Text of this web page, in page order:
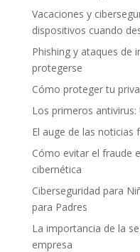
Vacaciones y
dispositivos cuando
Phishing y ataques de
protegerse
Cómo proteger tu
Los primeros
El auge de las noticias
Cómo evitar el fraude
cibernética
Ciberseguridad para
para Padres
La importancia de la
empresa